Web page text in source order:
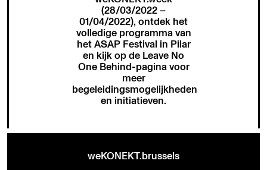
(28/03/2022 –
01/04/2022), ontdek het
volledige programma van
het ASAP Festival in Pilar
en kijk op de Leave No
One Behind-pagina voor
meer
begeleidingsmogelijkheden
en initiatieven.
weKONEKT.brussels